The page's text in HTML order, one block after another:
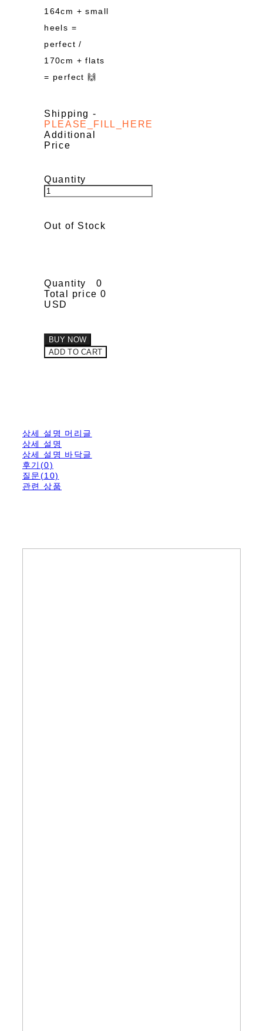
164cm + small
heels =
perfect /
170cm + flats
= perfect 🙌
Shipping -
PLEASE_FILL_HERE
Additional
Price
Quantity
Out of Stock
Quantity
0
Total price 0
USD
BUY NOW
ADD TO CART
상세 설명 머리글
상세 설명
상세 설명 바닥글
후기(0)
질문(10)
관련 상품